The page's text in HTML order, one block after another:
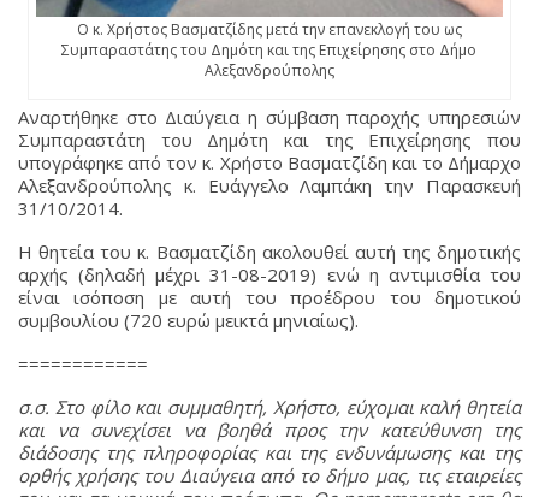
Ο κ. Χρήστος Βασματζίδης μετά την επανεκλογή του ως
Συμπαραστάτης του Δημότη και της Επιχείρησης στο Δήμο
Αλεξανδρούπολης
Αναρτήθηκε στο Διαύγεια η σύμβαση παροχής υπηρεσιών
Συμπαραστάτη του Δημότη και της Επιχείρησης που
υπογράφηκε από τον κ. Χρήστο Βασματζίδη και το Δήμαρχο
Αλεξανδρούπολης κ. Ευάγγελο Λαμπάκη την Παρασκευή
31/10/2014.
Η θητεία του κ. Βασματζίδη ακολουθεί αυτή της δημοτικής
αρχής (δηλαδή μέχρι 31-08-2019) ενώ η αντιμισθία του
είναι ισόποση με αυτή του προέδρου του δημοτικού
συμβουλίου (720 ευρώ μεικτά μηνιαίως).
============
σ.σ. Στο φίλο και συμμαθητή, Χρήστο, εύχομαι καλή θητεία
και να συνεχίσει να βοηθά προς την κατεύθυνση της
διάδοσης της πληροφορίας και της ενδυνάμωσης και της
ορθής χρήσης του Διαύγεια από το δήμο μας, τις εταιρείες